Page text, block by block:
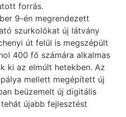
forrás.
9-én megrendezett
szurkolókat új látvány
út felül is megszépült
400 fő számára alkalmas
ki az elmúlt hetekben. Az
mellett megépített új
beüzemelt új digitális
újabb fejlesztést